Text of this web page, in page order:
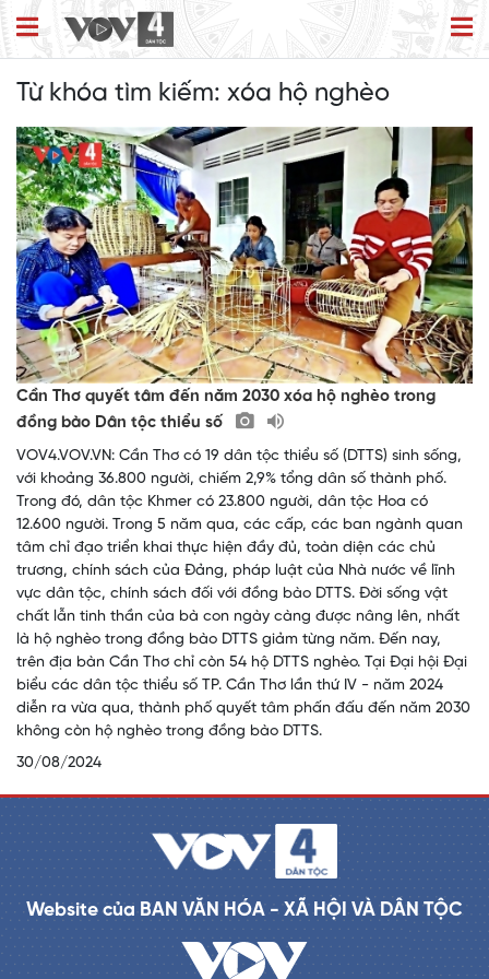
Từ khóa tìm kiếm: xóa hộ nghèo
Cần Thơ quyết tâm đến năm 2030 xóa hộ nghèo trong
đồng bào Dân tộc thiểu số
VOV4.VOV.VN: Cần Thơ có 19 dân tộc thiểu số (DTTS) sinh sống,
với khoảng 36.800 người, chiếm 2,9% tổng dân số thành phố.
Trong đó, dân tộc Khmer có 23.800 người, dân tộc Hoa có
12.600 người. Trong 5 năm qua, các cấp, các ban ngành quan
tâm chỉ đạo triển khai thực hiện đầy đủ, toàn diện các chủ
trương, chính sách của Đảng, pháp luật của Nhà nước về lĩnh
vực dân tộc, chính sách đối với đồng bào DTTS. Đời sống vật
chất lẫn tinh thần của bà con ngày càng được nâng lên, nhất
là hộ nghèo trong đồng bào DTTS giảm từng năm. Đến nay,
trên địa bàn Cần Thơ chỉ còn 54 hộ DTTS nghèo. Tại Đại hội Đại
biểu các dân tộc thiểu số TP. Cần Thơ lần thứ IV - năm 2024
diễn ra vừa qua, thành phố quyết tâm phấn đấu đến năm 2030
không còn hộ nghèo trong đồng bào DTTS.
30/08/2024
Website của BAN VĂN HÓA - XÃ HỘI VÀ DÂN TỘC